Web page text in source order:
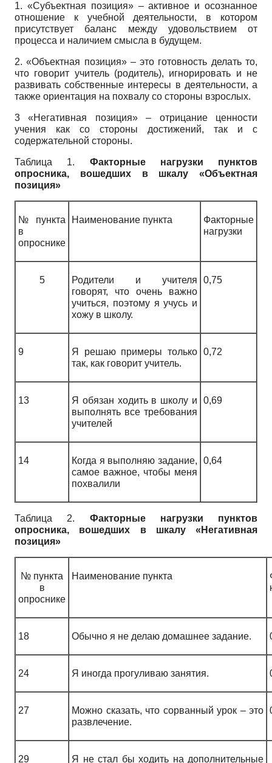
1. «Субъектная позиция» – активное и осознанное
отношение к учебной деятельности, в котором
присутствует баланс между удовольствием от
процесса и наличием смысла в будущем.
2. «Объектная позиция» – это готовность делать то,
что говорит учитель (родитель), игнорировать и не
развивать собственные интересы в деятельности, а
также ориентация на похвалу со стороны взрослых.
3 «Негативная позиция» – отрицание ценности
учения как со стороны достижений, так и с
содержательной стороны.
Таблица 1. Факторные нагрузки пунктов
опросника, вошедших в шкалу «Объектная
позиция»
№ пункта
в
опроснике
Наименование пункта
Факторные
нагрузки
5
Родители и учителя
говорят, что очень важно
учиться, поэтому я учусь и
хожу в школу.
0,75
9
Я решаю примеры только
так, как говорит учитель.
0,72
13
Я обязан ходить в школу и
выполнять все требования
учителей
0,69
14
Когда я выполняю задание,
самое важное, чтобы меня
похвалили
0,64
Таблица 2. Факторные нагрузки пунктов
опросника, вошедших в шкалу «Негативная
позиция»
№ пункта
в
опроснике
Наименование пункта
18 Обычно я не делаю домашнее задание.
24 Я иногда прогуливаю занятия.
27
Можно сказать, что сорванный урок – это
развлечение.
29 Я не стал бы ходить на дополнительные